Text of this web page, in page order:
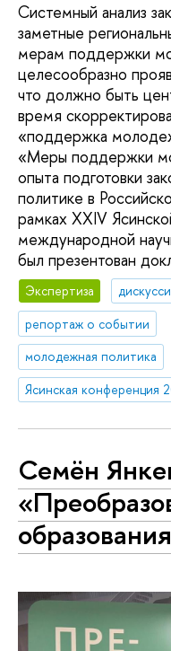
Системный анализ
заметные
мерам поддержки
целесообразно
что должно быть
время
«поддержка
«Меры поддержки
опыта подготовки
политике в
рамках XXIV
международной
был презентован
Экспертиза
репортаж о событии
молодежная политика
Ясинская конференция
Семён